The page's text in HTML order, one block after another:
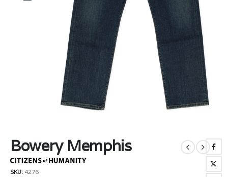
Bowery Memphis
SKU: 4276